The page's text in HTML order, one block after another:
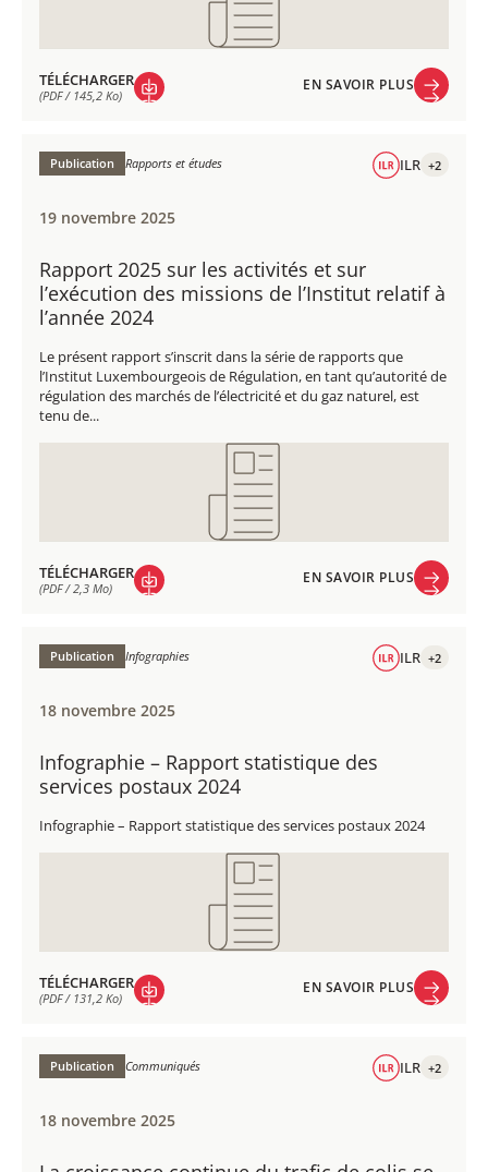
TÉLÉCHARGER
(PDF / 145,2 Ko)
(PDF / 145,2 Ko)
EN SAVOIR PLUS
Publication Rapports et études ILR +2
19 novembre 2025
Rapport 2025 sur les activités et sur
l’exécution des missions de l’Institut relatif à
l’année 2024
Le présent rapport s’inscrit dans la série de rapports que
l’Institut Luxembourgeois de Régulation, en tant qu’autorité de
régulation des marchés de l’électricité et du gaz naturel, est
tenu de...
TÉLÉCHARGER
(PDF / 2,3 Mo)
(PDF / 2,3 Mo)
EN SAVOIR PLUS
Publication Infographies ILR +2
18 novembre 2025
Infographie – Rapport statistique des
services postaux 2024
Infographie – Rapport statistique des services postaux 2024
TÉLÉCHARGER
(PDF / 131,2 Ko)
(PDF / 131,2 Ko)
EN SAVOIR PLUS
Publication Communiqués ILR +2
18 novembre 2025